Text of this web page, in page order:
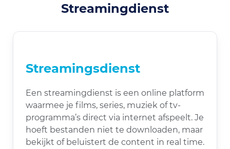
Streamingdienst
Streamingsdienst
Een streamingdienst is een online platform
waarmee je films, series, muziek of tv-
programma’s direct via internet afspeelt. Je
hoeft bestanden niet te downloaden, maar
bekijkt of beluistert de content in real time.